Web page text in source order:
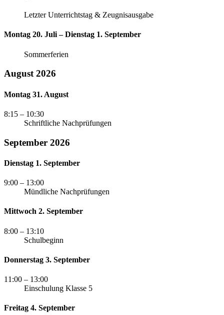
Letzter Unterrichtstag & Zeugnisausgabe
Montag 20. Juli – Dienstag 1. September
Sommerferien
August 2026
Montag 31. August
8:15 – 10:30
Schriftliche Nachprüfungen
September 2026
Dienstag 1. September
9:00 – 13:00
Mündliche Nachprüfungen
Mittwoch 2. September
8:00 – 13:10
Schulbeginn
Donnerstag 3. September
11:00 – 13:00
Einschulung Klasse 5
Freitag 4. September